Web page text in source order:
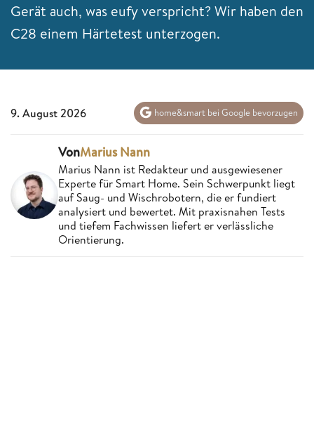
Gerät auch, was eufy verspricht? Wir haben den
C28 einem Härtetest unterzogen.
9. August 2026 home&smart bei Google bevorzugen
VonMarius Nann
Marius Nann ist Redakteur und ausgewiesener
Experte für Smart Home. Sein Schwerpunkt liegt
auf Saug- und Wischrobotern, die er fundiert
analysiert und bewertet. Mit praxisnahen Tests
und tiefem Fachwissen liefert er verlässliche
Orientierung.